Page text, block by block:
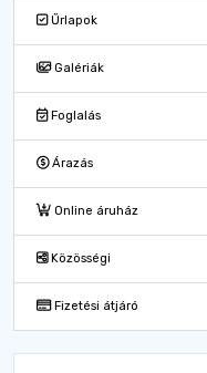
Űrlapok
Galériák
Foglalás
Árazás
Online áruház
Közösségi
Fizetési átjáró